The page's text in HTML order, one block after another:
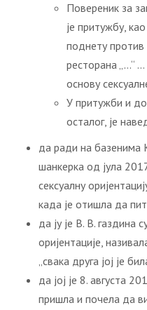
Повереник за
је притужбу,
поднету
ресторана „…“
основу
У притужби и
осталог, је
да ради на базенима
шанкерка од јула
сексуалну
када је отишла да
да ју је В. В. газдина
оријентације,
„свака друга јој је
да јој је 8. августа
пришла и почела да